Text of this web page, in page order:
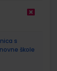
s
škole